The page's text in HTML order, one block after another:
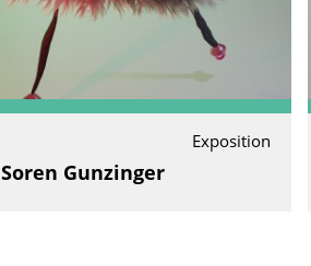
Exposition
Soren Gunzinger